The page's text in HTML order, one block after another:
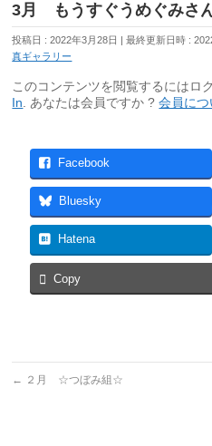
3月 もうすぐうめぐみさ
投稿日 : 2022年3月28日 最終更新日時 :
真ギャラリー
このコンテンツを閲覧するにはロ
In . あなたは会員ですか ?会員につ
Facebook
Bluesky
Hatena
Copy
← ２月 ☆つぼみ組☆